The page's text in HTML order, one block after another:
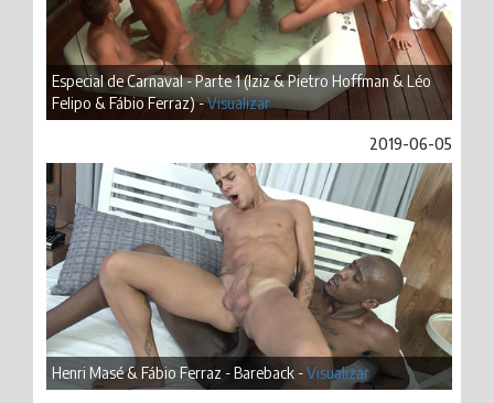
Especial de Carnaval - Parte 1 (Iziz & Pietro Hoffman & Léo
Felipo & Fábio Ferraz) -Visualizar
2019-06-05
Henri Masé & Fábio Ferraz - Bareback -Visualizar